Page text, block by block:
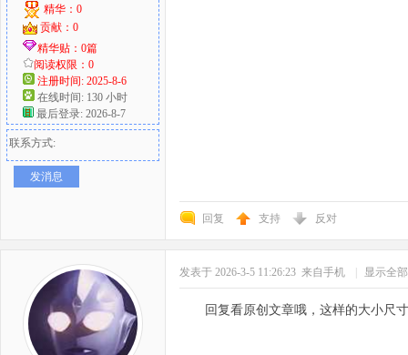
精华：0
贡献：0
精华贴：0篇
阅读权限：0
注册时间: 2025-8-6
在线时间: 130 小时
最后登录: 2026-8-7
联系方式:
发消息
回复 支持 反对
发表于 2026-3-5 11:26:23 来自手机 显示全
回复看原创文章哦，这样的大小尺